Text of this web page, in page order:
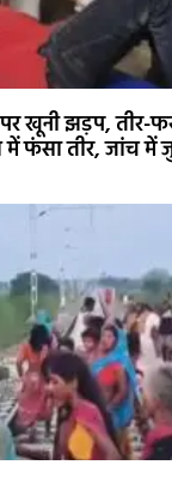
खूनी झड़प, तीर-
में फंसा तीर, जांच में